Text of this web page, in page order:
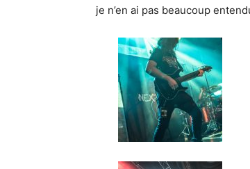
je n’en ai pas beaucoup